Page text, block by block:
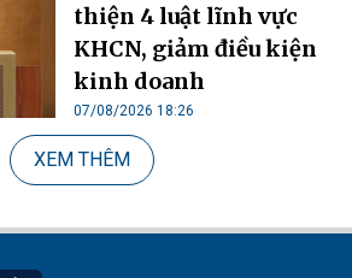
thiện 4 luật lĩnh vực
KHCN, giảm điều kiện
kinh doanh
07/08/2026 18:26
XEM THÊM